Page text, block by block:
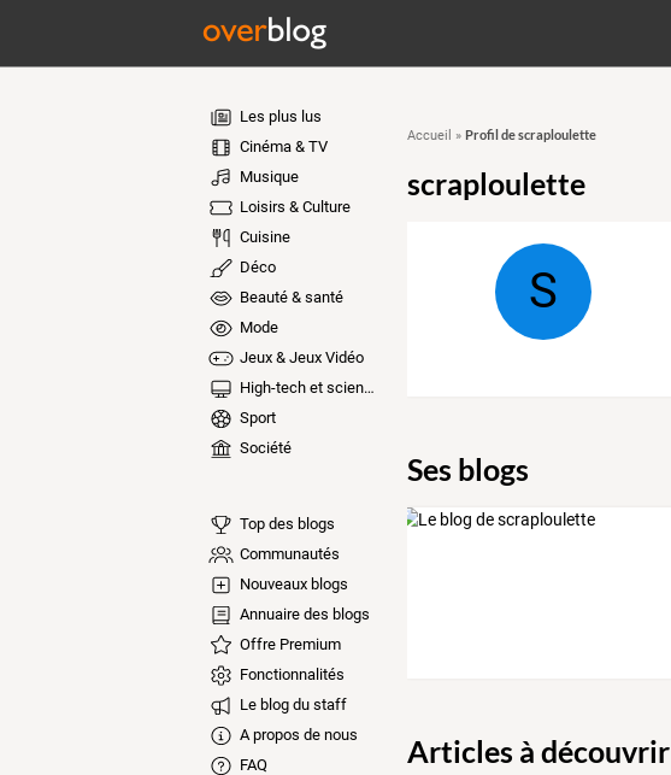
Les plus lus
Cinéma & TV
Musique
Loisirs & Culture
Cuisine
Déco
Beauté & santé
Mode
Jeux & Jeux Vidéo
High-tech et sciences
Sport
Société
Top des blogs
Communautés
Nouveaux blogs
Annuaire des blogs
Offre Premium
Fonctionnalités
Le blog du staff
A propos de nous
FAQ
Accueil » Profil de scraploulette
scraploulette
S
Ses blogs
Articles à découvrir